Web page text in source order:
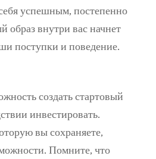
успешным, постепенно
внутри вас начнет
поступки и поведение.
создать стартовый
инвестировать.
вы сохраняете,
Помните, что